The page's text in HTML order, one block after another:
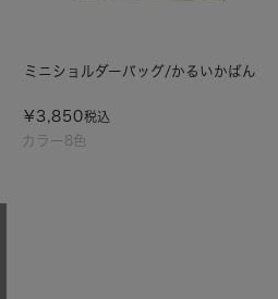
カラー8色
ミニショルダーバッグ/かるいかばん
¥ 3,850税込